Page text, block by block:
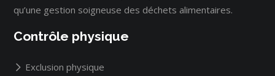
qu’une gestion soigneuse des déchets alimentaires.
Contrôle physique
Exclusion physique